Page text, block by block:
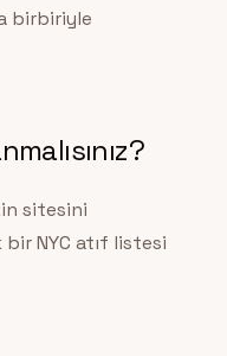
birbiriyle
sitesini
NYC atıf listesi